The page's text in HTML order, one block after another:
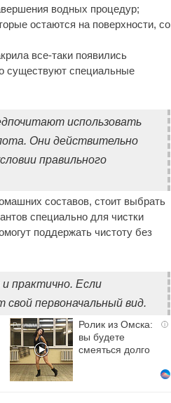
водных процедур;
остаются на поверхности, со
все-таки появились
существуют специальные
использовать
Они действительно
правильного
составов, стоит выбрать
специально для чистки
поддержать чистоту без
и практично. Если
первоначальный вид.
i
Ролик из Омска:
вы будете
смеяться долго